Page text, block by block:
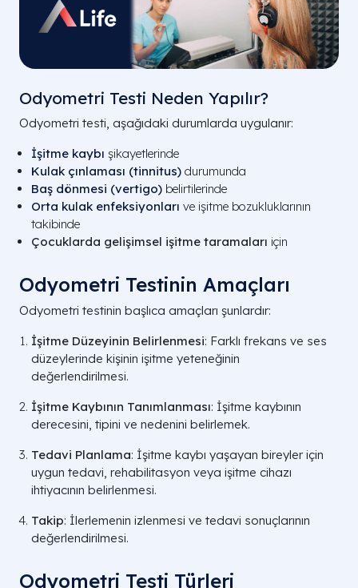
Odyometri Testi Neden Yapılır?
Odyometri testi, aşağıdaki durumlarda uygulanır:
İşitme kaybı şikayetlerinde
Kulak çınlaması (tinnitus) durumunda
Baş dönmesi (vertigo) belirtilerinde
Orta kulak enfeksiyonları ve işitme bozukluklarının
takibinde
Çocuklarda gelişimsel işitme taramaları için
Odyometri Testinin Amaçları
Odyometri testinin başlıca amaçları şunlardır:
İşitme Düzeyinin Belirlenmesi: Farklı frekans ve ses
düzeylerinde kişinin işitme yeteneğinin
değerlendirilmesi.
İşitme Kaybının Tanımlanması: İşitme kaybının
derecesini, tipini ve nedenini belirlemek.
Tedavi Planlama: İşitme kaybı yaşayan bireyler için
uygun tedavi, rehabilitasyon veya işitme cihazı
ihtiyacının belirlenmesi.
Takip: İlerlemenin izlenmesi ve tedavi sonuçlarının
değerlendirilmesi.
Odyometri Testi Türleri